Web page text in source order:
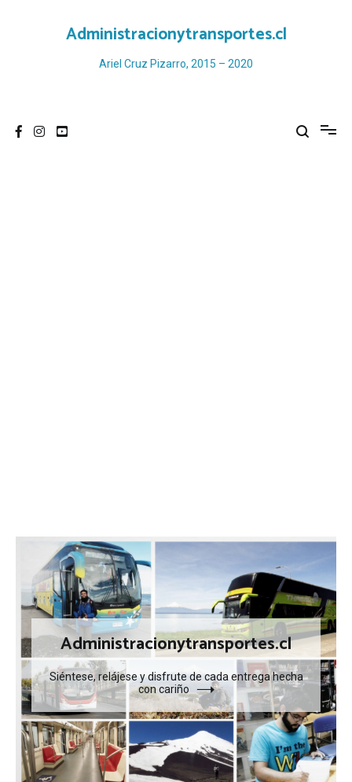
Administracionytransportes.cl
Ariel Cruz Pizarro, 2015 – 2020
Administracionytransportes.cl
Siéntese, relájese y disfrute de cada entrega hecha
con cariño